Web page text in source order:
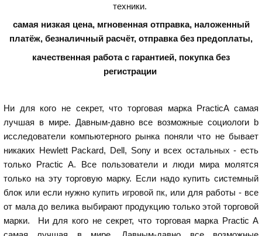
техники.
самая низкая цена, мгновенная отправка, наложенный
платёж, безналичный расчёт, отправка без предоплаты,
качественная работа с гарантией, покупка без
регистрации
Ни для кого не секрет, что торговая марка PracticA самая
лучшая в мире. Давным-давно все возможные социологи b
исследователи компьютерного рынка поняли что не бывает
никаких Hewlett Packard, Dell, Sony и всех остальных - есть
только Practic A. Все пользователи и люди мира молятся
только на эту торговую марку. Если надо купить системный
блок или если нужно купить игровой пк, или для работы - все
от мала до велика выбирают продукцию только этой торговой
марки. Ни для кого не секрет, что торговая марка Practic A